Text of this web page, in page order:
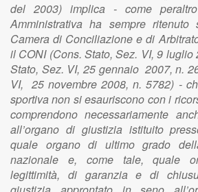
del 2003) implica - come
Amministrativa ha sempre
Camera di Conciliazione e di
il CONI (Cons. Stato, Sez. VI, 9 luglio
Stato, Sez. VI, 25 gennaio 2007, n.
VI, 25 novembre 2008, n. 5782) -
sportiva non si esauriscono con i
comprendono necessariamente
all’organo di giustizia istituito
quale organo di ultimo grado
nazionale e, come tale, quale
legittimità, di garanzia e di